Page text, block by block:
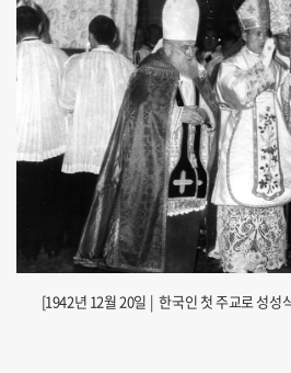
[1942년 12월 20일 | 한국인 첫 주교로 성성